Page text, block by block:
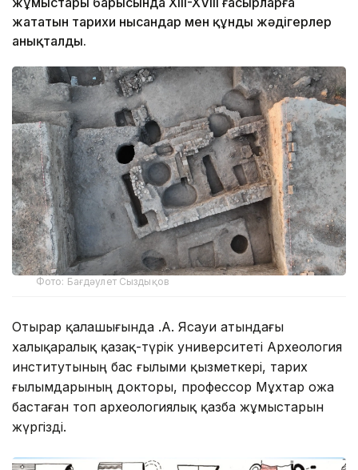
жататын тарихи нысандар мен құнды жәдігерлер
анықталды.
Фото: Бағдәулет Сыздықов
Отырар қалашығында Қ.А. Ясауи атындағы
халықаралық қазақ-түрік университеті Археология
институтының бас ғылыми қызметкері, тарих
ғылымдарының докторы, профессор Мұхтар Қожа
бастаған топ археологиялық қазба жұмыстарын
жүргізді.